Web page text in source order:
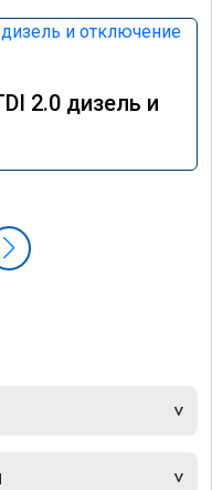
2.0 дизель и